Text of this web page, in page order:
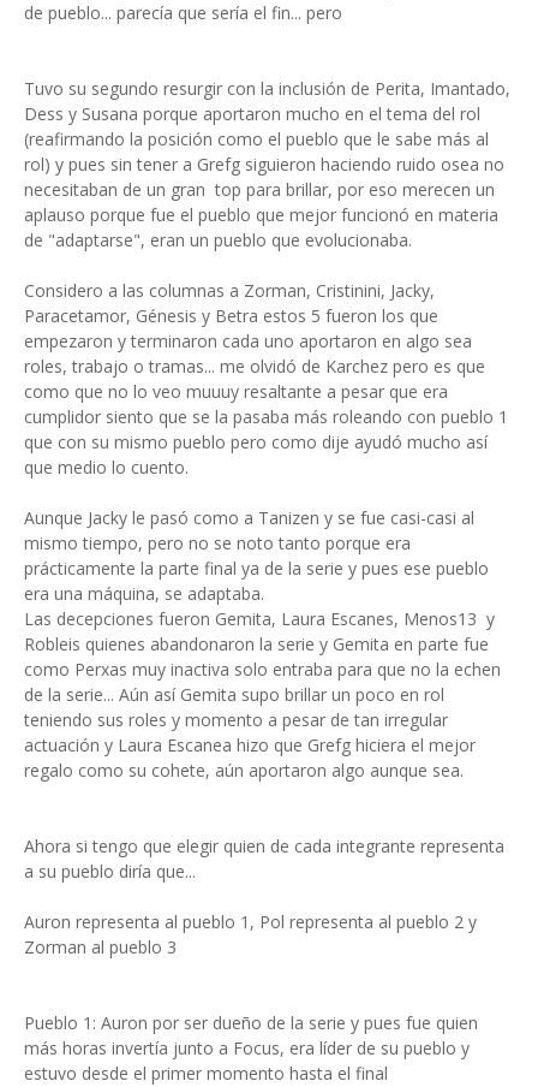
de pueblo... parecía que sería el fin... pero
Tuvo su segundo resurgir con la inclusión de Perita, Imantado,
Dess y Susana porque aportaron mucho en el tema del rol
(reafirmando la posición como el pueblo que le sabe más al
rol) y pues sin tener a Grefg siguieron haciendo ruido osea no
necesitaban de un gran top para brillar, por eso merecen un
aplauso porque fue el pueblo que mejor funcionó en materia
de "adaptarse", eran un pueblo que evolucionaba.
Considero a las columnas a Zorman, Cristinini, Jacky,
Paracetamor, Génesis y Betra estos 5 fueron los que
empezaron y terminaron cada uno aportaron en algo sea
roles, trabajo o tramas... me olvidó de Karchez pero es que
como que no lo veo muuuy resaltante a pesar que era
cumplidor siento que se la pasaba más roleando con pueblo 1
que con su mismo pueblo pero como dije ayudó mucho así
que medio lo cuento.
Aunque Jacky le pasó como a Tanizen y se fue casi-casi al
mismo tiempo, pero no se noto tanto porque era
prácticamente la parte final ya de la serie y pues ese pueblo
era una máquina, se adaptaba.
Las decepciones fueron Gemita, Laura Escanes, Menos13 y
Robleis quienes abandonaron la serie y Gemita en parte fue
como Perxas muy inactiva solo entraba para que no la echen
de la serie... Aún así Gemita supo brillar un poco en rol
teniendo sus roles y momento a pesar de tan irregular
actuación y Laura Escanea hizo que Grefg hiciera el mejor
regalo como su cohete, aún aportaron algo aunque sea.
Ahora si tengo que elegir quien de cada integrante representa
a su pueblo diría que...
Auron representa al pueblo 1, Pol representa al pueblo 2 y
Zorman al pueblo 3
Pueblo 1: Auron por ser dueño de la serie y pues fue quien
más horas invertía junto a Focus, era líder de su pueblo y
estuvo desde el primer momento hasta el final